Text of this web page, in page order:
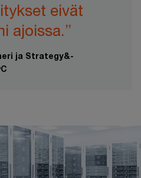
eivät
ajoissa.”
ja Strategy&-